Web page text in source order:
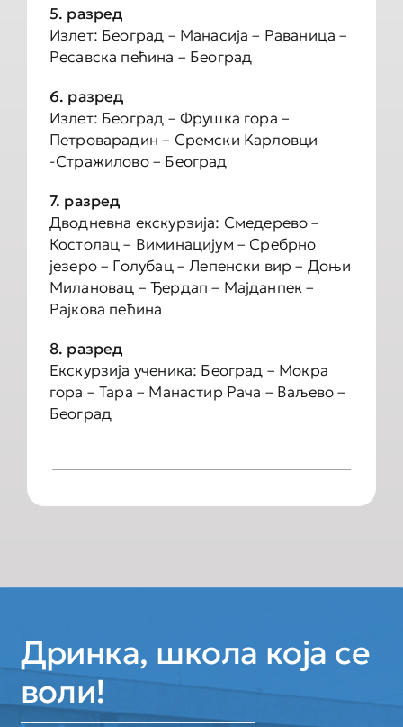
5. рaзрeд
Излет: Београд – Манасија – Раваница –
Ресавска пећина – Београд
6. рaзрeд
Излет: Београд – Фрушка гора –
Петроварадин – Сремски Kарловци
-Стражилово – Београд
7. рaзрeд
Дводневна екскурзија: Смедерево –
Костолац – Виминацијум – Сребрно
језеро – Голубац – Лепенски вир – Доњи
Милановац – Ђердап – Мајданпек –
Рајкова пећина
8. рaзрeд
Екскурзија ученика: Београд – Мокра
гора – Тара – Манастир Рача – Ваљево –
Београд
Дринка, школа која се
воли!